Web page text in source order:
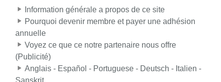
Information générale a propos de ce site
Pourquoi devenir membre et payer une adhésion
annuelle
Voyez ce que ce notre partenaire nous offre
(Publicité)
Anglais - Español - Portuguese - Deutsch - Italien -